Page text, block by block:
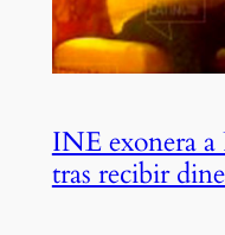
INE exonera
tras recibir